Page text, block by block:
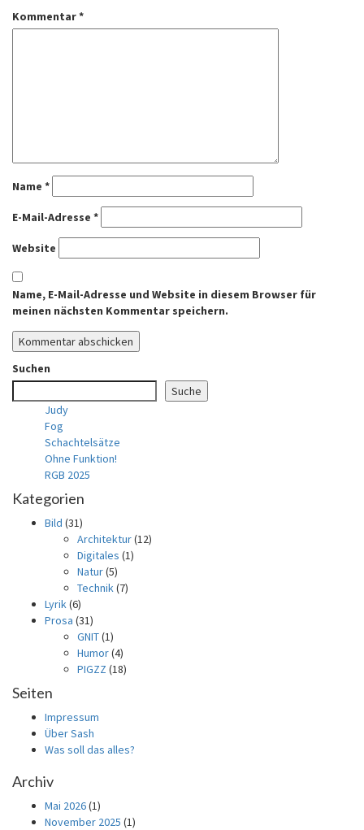
Kommentar*
Name *
E-Mail-Adresse *
Website
Name, E-Mail-Adresse und Website in diesem Browser für
meinen nächsten Kommentar speichern.
Suchen
Suche
Judy
Fog
Schachtelsätze
Ohne Funktion!
RGB 2025
Kategorien
Bild (31)
Architektur(12)
Digitales (1)
Natur(5)
Technik(7)
Lyrik(6)
Prosa (31)
GNIT(1)
Humor(4)
PIGZZ (18)
Seiten
Impressum
Über Sash
Was soll das alles?
Archiv
Mai 2026(1)
November 2025 (1)